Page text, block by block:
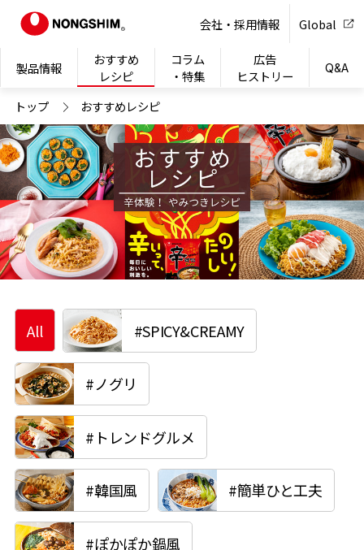
製品情報
おすすめ
レシピ
コラム
・特集
広告
ヒストリー
Q&A
会社・採用情報 Global
トップ おすすめレシピ
All #SPICY&CREAMY
#ノグリ
#トレンドグルメ
#韓国風 #簡単ひと工夫
#ぽかぽか鍋風